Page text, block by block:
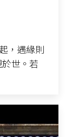
，遇緣則
世。若